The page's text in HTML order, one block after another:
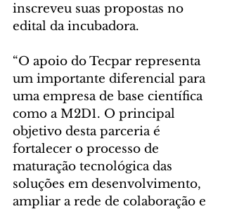
inscreveu suas propostas no
edital da incubadora.
“O apoio do Tecpar representa
um importante diferencial para
uma empresa de base científica
como a M2D1. O principal
objetivo desta parceria é
fortalecer o processo de
maturação tecnológica das
soluções em desenvolvimento,
ampliar a rede de colaboração e